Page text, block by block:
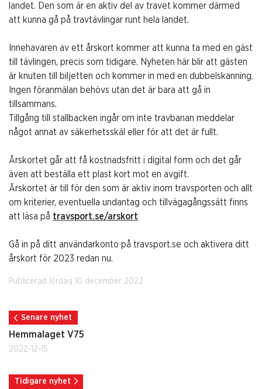
landet. Den som är en aktiv del av travet kommer därmed
att kunna gå på travtävlingar runt hela landet.
Innehavaren av ett årskort kommer att kunna ta med en gäst
till tävlingen, precis som tidigare. Nyheten här blir att gästen
är knuten till biljetten och kommer in med en dubbelskanning.
Ingen föranmälan behövs utan det är bara att gå in
tillsammans.
Tillgång till stallbacken ingår om inte travbanan meddelar
något annat av säkerhetsskäl eller för att det är fullt.
Årskortet går att få kostnadsfritt i digital form och det går
även att beställa ett plast kort mot en avgift.
Årskortet är till för den som är aktiv inom travsporten och allt
om kriterier, eventuella undantag och tillvägagångssätt finns
att läsa på travsport.se/arskort
Gå in på ditt användarkonto på travsport.se och aktivera ditt
årskort för 2023 redan nu.
Publicerad lördag 10 december 2022.
Senare nyhet
Hemmalaget V75
2022-12-15
Tidigare nyhet